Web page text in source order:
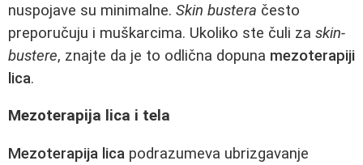
nuspojave su minimalne. Skin bustera često
preporučuju i muškarcima. Ukoliko ste čuli za skin-
bustere, znajte da je to odlična dopuna mezoterapiji
lica.
Mezoterapija lica i tela
Mezoterapija lica podrazumeva ubrizgavanje